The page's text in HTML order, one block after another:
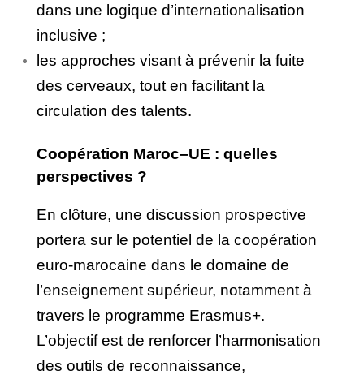
dans une logique d’internationalisation
inclusive ;
les approches visant à prévenir la fuite
des cerveaux, tout en facilitant la
circulation des talents.
Coopération Maroc–UE : quelles
perspectives ?
En clôture, une discussion prospective
portera sur le potentiel de la coopération
euro-marocaine dans le domaine de
l’enseignement supérieur, notamment à
travers le programme Erasmus+.
L’objectif est de renforcer l’harmonisation
des outils de reconnaissance,